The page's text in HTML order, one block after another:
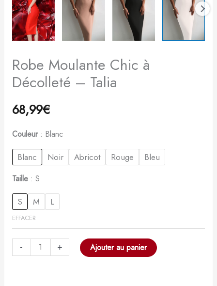
Robe Moulante Chic à
Décolleté – Talia
68,99€
Couleur Blanc
Blanc Noir Abricot Rouge Bleu
Taille S
S M L
EFFACER
- + Ajouter au panier